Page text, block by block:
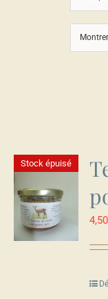
Montrer
Stock épuisé